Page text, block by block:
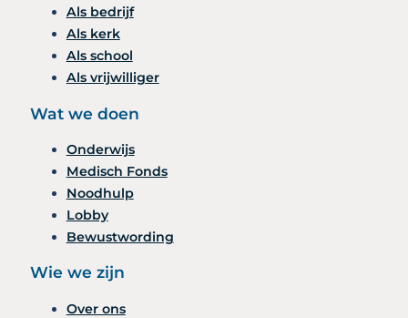
Als bedrijf
Als kerk
Als school
Als vrijwilliger
Wat we doen
Onderwijs
Medisch Fonds
Noodhulp
Lobby
Bewustwording
Wie we zijn
Over ons